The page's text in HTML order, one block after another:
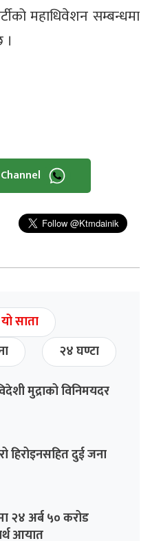
महाधिवेशन सम्बन्धमा
यो साता
२४ घण्टा
मुद्राको विनिमयदर
हिरोइनसहित दुई जना
२४ अर्ब ५० करोड
आयात